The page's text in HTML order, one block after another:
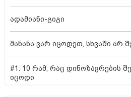
ადამიანი-გიგი
მანანა ვარ იცოდეთ, სხვაში არ
#1. 10 რამ, რაც დინოზავრების
იცოდი